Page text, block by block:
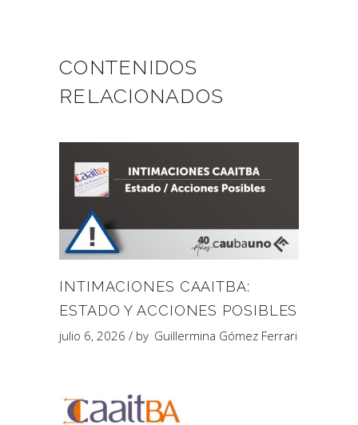
CONTENIDOS
RELACIONADOS
INTIMACIONES CAAITBA:
ESTADO Y ACCIONES POSIBLES
julio 6, 2026 by Guillermina Gómez Ferrari